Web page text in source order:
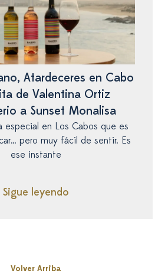
Atardeceres en Cabo
de Valentina Ortiz
a Sunset Monalisa
especial en Los Cabos que es
pero muy fácil de sentir. Es
ese instante
Sigue leyendo
Volver Arriba